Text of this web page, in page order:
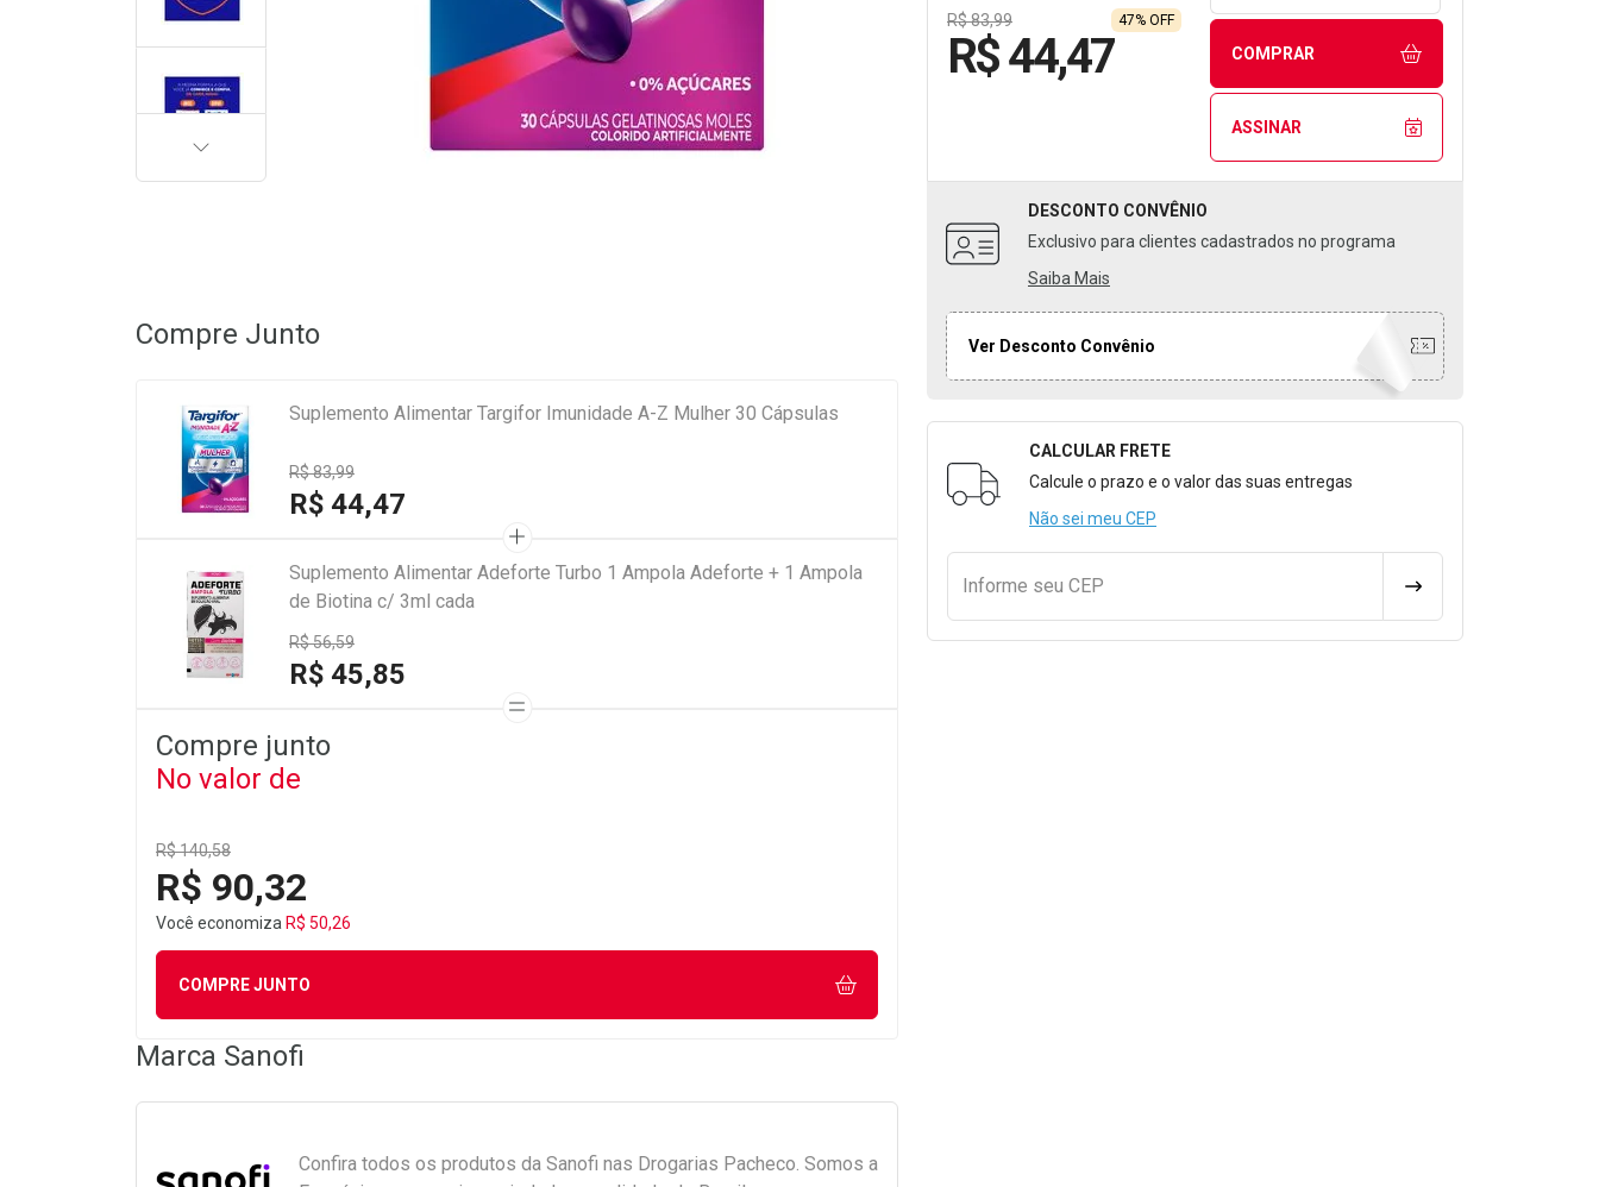
R$ 83,99 47% OFF
R$ 44,47 COMPRAR
ASSINAR
DESCONTO CONVÊNIO
Exclusivo para clientes cadastrados no programa
Saiba Mais
Ver Desconto Convênio
Formulário para Calcular o Frete
CALCULAR FRETE
Calcule o prazo e o valor das suas entregas
Não sei meu CEP
Informe seu CEP CALCULAR FRETE
PRÓXIMA
Compre Junto
Suplemento Alimentar Targifor Imunidade A-Z Mulher 30 Cápsulas
R$ 83,99
R$ 44,47
Suplemento Alimentar Adeforte Turbo 1 Ampola Adeforte + 1 Ampola
de Biotina c/ 3ml cada
R$ 56,59
R$ 45,85
Compre junto
No valor de
R$ 140,58
R$ 90,32
Você economiza R$ 50,26
COMPRE JUNTO
Marca Sanofi
Confira todos os produtos da Sanofi nas Drogarias Pacheco. Somos a